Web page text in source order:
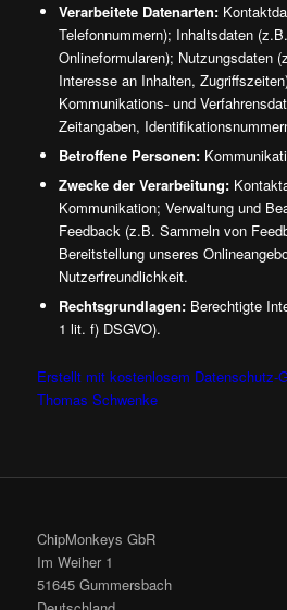
Verarbeitete Datenarten:
Telefonnummern); Inhaltsdaten
Onlineformularen); Nutzungsdaten
Interesse an Inhalten,
Kommunikations- und
Zeitangaben,
Betroffene Personen:
Zwecke der Verarbeitung:
Kommunikation; Verwaltung und
Feedback (z.B. Sammeln von
Bereitstellung unseres
Nutzerfreundlichkeit.
Rechtsgrundlagen:Berechtigte
1 lit. f) DSGVO).
Erstellt mit kostenlosem Datenschutz-
Thomas Schwenke
ChipMonkeys GbR
Im Weiher 1
51645 Gummersbach